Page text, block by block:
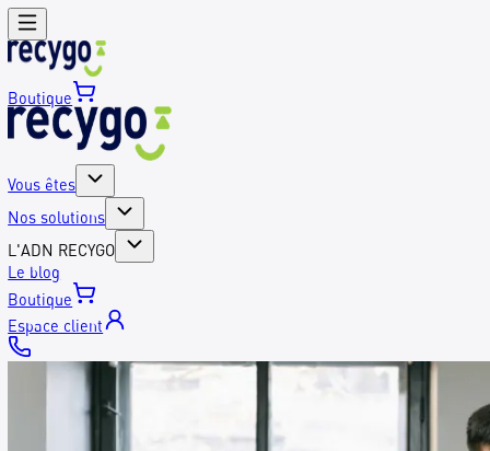
Boutique
Nos solutions
L'ADN RECYGO
Le blog
Boutique
Espace client